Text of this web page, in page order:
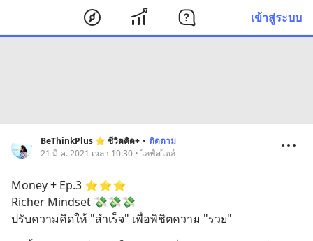
เข้าสู่ระบบ
BeThinkPlus ⭐ ชีวิตคิด+ • ติดตาม
21 มี.ค. 2021 เวลา 10:30 • ไลฟ์สไตล์
Money + Ep.3 ⭐⭐⭐
Richer Mindset 💸💸💸
ปรับความคิดให้ "สำเร็จ" เพื่อพิชิตความ "รวย"